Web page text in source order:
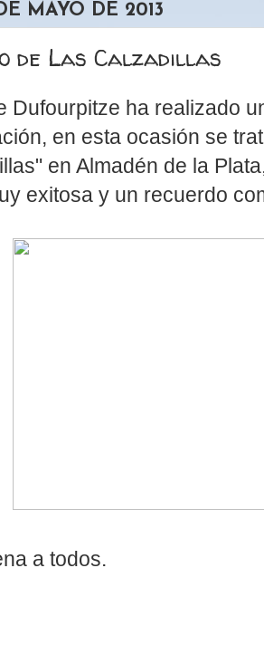
MAYO DE 2013
de Las Calzadillas
Dufourpitze ha realizado
en esta ocasión se
en Almadén de la
exitosa y un recuerdo
a todos.